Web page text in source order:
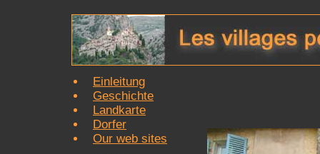
Einleitung
Geschichte
Landkarte
Dorfer
Our web sites